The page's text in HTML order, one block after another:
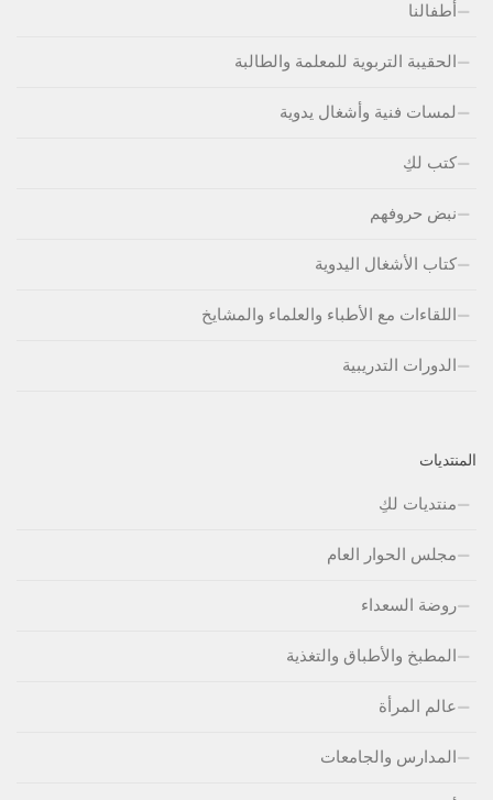
أطفالنا
الحقيبة التربوية للمعلمة والطالبة
لمسات فنية وأشغال يدوية
كتب لكِ
نبض حروفهم
كتاب الأشغال اليدوية
اللقاءات مع الأطباء والعلماء والمشايخ
الدورات التدريبية
المنتديات
منتديات لكِ
مجلس الحوار العام
روضة السعداء
المطبخ والأطباق والتغذية
عالم المرأة
المدارس والجامعات